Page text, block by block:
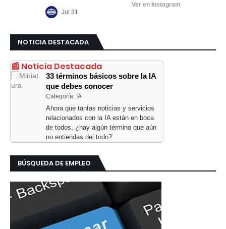
NOTICIA DESTACADA
📰 Noticia Destacada
33 términos básicos sobre la IA
que debes conocer
Categoría: IA
Ahora que tantas noticias y servicios
relacionados con la IA están en boca
de todos, ¿hay algún término que aún
no entiendas del todo?
BÚSQUEDA DE EMPLEO